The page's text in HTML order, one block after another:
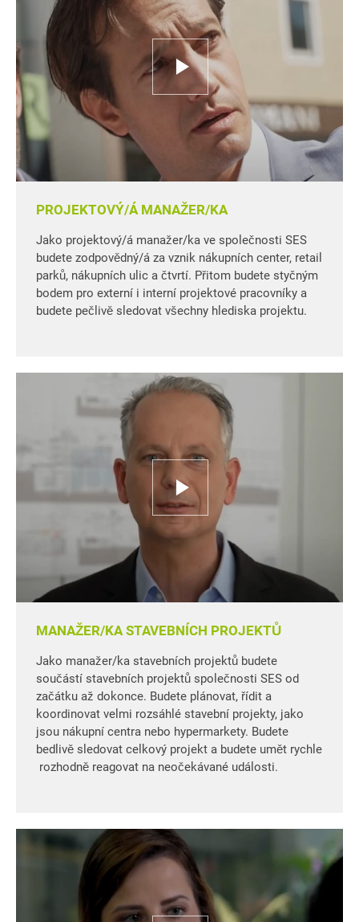
PROJEKTOVÝ/Á MANAŽER/KA
Jako projektový/á manažer/ka ve společnosti SES
budete zodpovědný/á za vznik nákupních center, retail
parků, nákupních ulic a čtvrtí. Přitom budete styčným
bodem pro externí i interní projektové pracovníky a
budete pečlivě sledovat všechny hlediska projektu.
MANAŽER/KA STAVEBNÍCH PROJEKTŮ
Jako manažer/ka stavebních projektů budete
součástí stavebních projektů společnosti SES od
začátku až dokonce. Budete plánovat, řídit a
koordinovat velmi rozsáhlé stavební projekty, jako
jsou nákupní centra nebo hypermarkety. Budete
bedlivě sledovat celkový projekt a budete umět rychle
rozhodně reagovat na neočekávané události.